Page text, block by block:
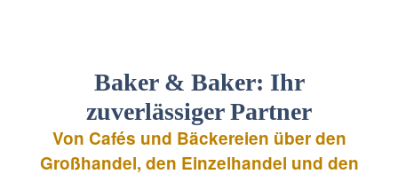
Baker & Baker: Ihr
zuverlässiger Partner
Von Cafés und Bäckereien über den
Großhandel, den Einzelhandel und den